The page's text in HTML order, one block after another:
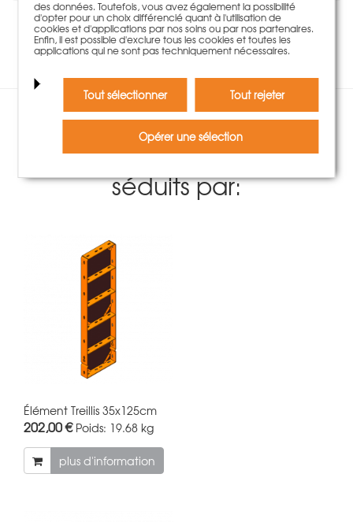
Aucune évaluation disponible pour ce produit.
Les clients ayant acheté ce
produit ont également été
séduits par:
Élément Treillis 35x125cm
202,00 € Poids: 19.68 kg
plus d'information
des données. Toutefois, vous avez également la possibilité
d'opter pour un choix différencié quant à l'utilisation de
cookies et d'applications par nos soins ou par nos partenaires.
Enfin, il est possible d'exclure tous les cookies et toutes les
applications qui ne sont pas techniquement nécessaires.
Tout sélectionner Tout rejeter
Opérer une sélection